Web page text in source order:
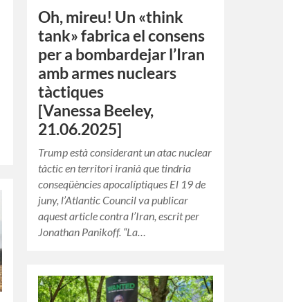
Oh, mireu! Un «think
tank» fabrica el consens
per a bombardejar l’Iran
amb armes nuclears
tàctiques
[Vanessa Beeley,
21.06.2025]
Trump està considerant un atac nuclear
tàctic en territori iranià que tindria
conseqüències apocalíptiques El 19 de
juny, l’Atlantic Council va publicar
aquest article contra l’Iran, escrit per
Jonathan Panikoff. “La…